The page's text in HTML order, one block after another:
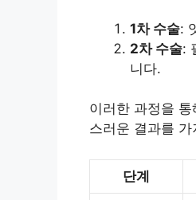
1차 수술:
2차 수술:
니다.
이러한 과정을
스러운 결과를 가
단계